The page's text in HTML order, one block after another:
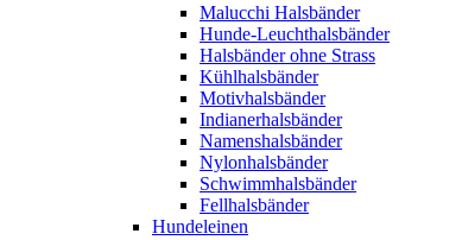
Malucchi Halsbänder
Hunde-Leuchthalsbänder
Halsbänder ohne Strass
Kühlhalsbänder
Motivhalsbänder
Indianerhalsbänder
Namenshalsbänder
Nylonhalsbänder
Schwimmhalsbänder
Fellhalsbänder
Hundeleinen